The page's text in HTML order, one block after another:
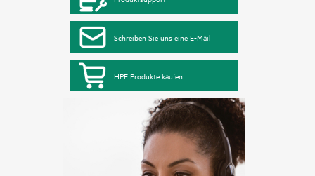
Schreiben Sie uns eine E-Mail
HPE Produkte kaufen